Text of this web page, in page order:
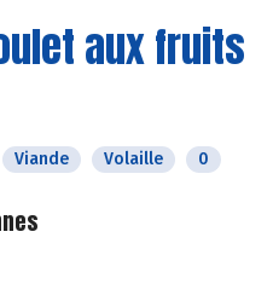
aux fruits
Viande Volaille 0